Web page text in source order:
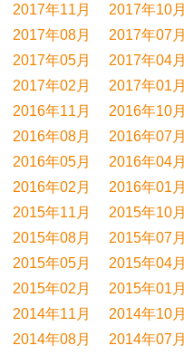
2017年11月
2017年10月
2017年08月
2017年07月
2017年05月
2017年04月
2017年02月
2017年01月
2016年11月
2016年10月
2016年08月
2016年07月
2016年05月
2016年04月
2016年02月
2016年01月
2015年11月
2015年10月
2015年08月
2015年07月
2015年05月
2015年04月
2015年02月
2015年01月
2014年11月
2014年10月
2014年08月
2014年07月